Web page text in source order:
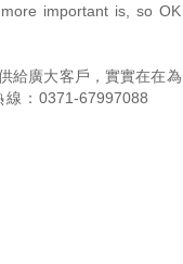
important is, so OK
給廣大客戶，實實在在為
線：0371-67997088